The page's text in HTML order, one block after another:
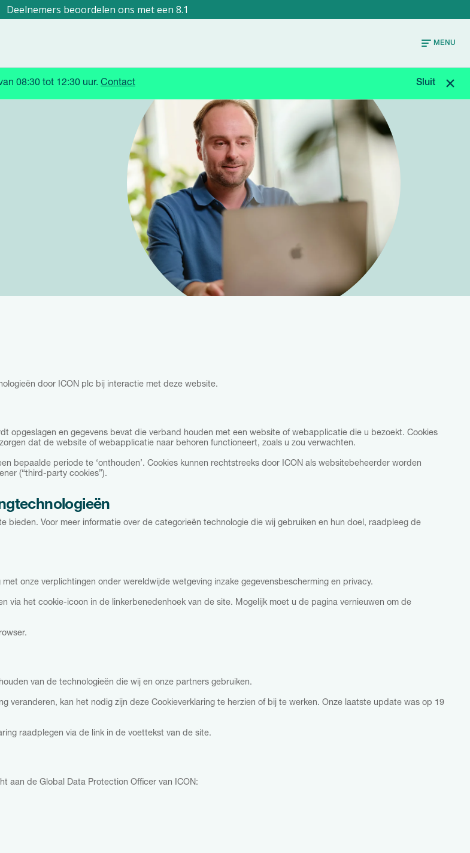
8.1
MENU
08:30 tot 12:30 uur. Contact Sluit
door ICON plc bij interactie met deze website.
opgeslagen en gegevens bevat die verband houden met een website of webapplicatie die u bezoekt. Cookies
dat de website of webapplicatie naar behoren functioneert, zoals u zou verwachten.
bepaalde periode te ‘onthouden’. Cookies kunnen rechtstreeks door ICON als websitebeheerder worden
(“third-party cookies”).
bieden. Voor meer informatie over de categorieën technologie die wij gebruiken en hun doel, raadpleeg de
onze verplichtingen onder wereldwijde wetgeving inzake gegevensbescherming en privacy.
via het cookie-icoon in de linkerbenedenhoek van de site. Mogelijk moet u de pagina vernieuwen om de
van de technologieën die wij en onze partners gebruiken.
veranderen, kan het nodig zijn deze Cookieverklaring te herzien of bij te werken. Onze laatste update was op 19
raadplegen via de link in de voettekst van de site.
aan de Global Data Protection Officer van ICON: